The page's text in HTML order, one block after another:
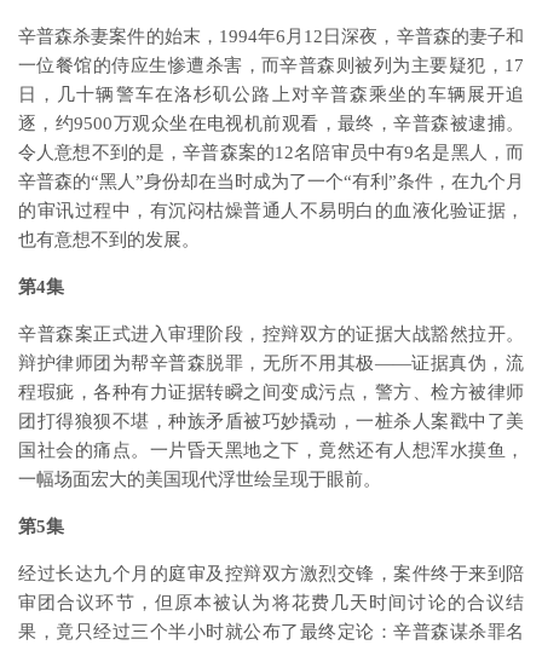
辛普森杀妻案件的始末，1994年6月12日深夜，辛普森的妻子和
一位餐馆的侍应生惨遭杀害，而辛普森则被列为主要疑犯，17
日，几十辆警车在洛杉矶公路上对辛普森乘坐的车辆展开追
逐，约9500万观众坐在电视机前观看，最终，辛普森被逮捕。
令人意想不到的是，辛普森案的12名陪审员中有9名是黑人，而
辛普森的“黑人”身份却在当时成为了一个“有利”条件，在九个月
的审讯过程中，有沉闷枯燥普通人不易明白的血液化验证据，
也有意想不到的发展。
第4集
辛普森案正式进入审理阶段，控辩双方的证据大战豁然拉开。
辩护律师团为帮辛普森脱罪，无所不用其极——证据真伪，流
程瑕疵，各种有力证据转瞬之间变成污点，警方、检方被律师
团打得狼狈不堪，种族矛盾被巧妙撬动，一桩杀人案戳中了美
国社会的痛点。一片昏天黑地之下，竟然还有人想浑水摸鱼，
一幅场面宏大的美国现代浮世绘呈现于眼前。
第5集
经过长达九个月的庭审及控辩双方激烈交锋，案件终于来到陪
审团合议环节，但原本被认为将花费几天时间讨论的合议结
果，竟只经过三个半小时就公布了最终定论：辛普森谋杀罪名